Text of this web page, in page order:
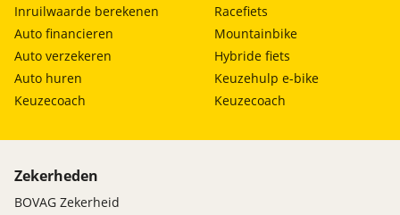
Inruilwaarde berekenen
Auto financieren
Auto verzekeren
Auto huren
Keuzecoach
Racefiets
Mountainbike
Hybride fiets
Keuzehulp e-bike
Keuzecoach
Zekerheden
BOVAG Zekerheid